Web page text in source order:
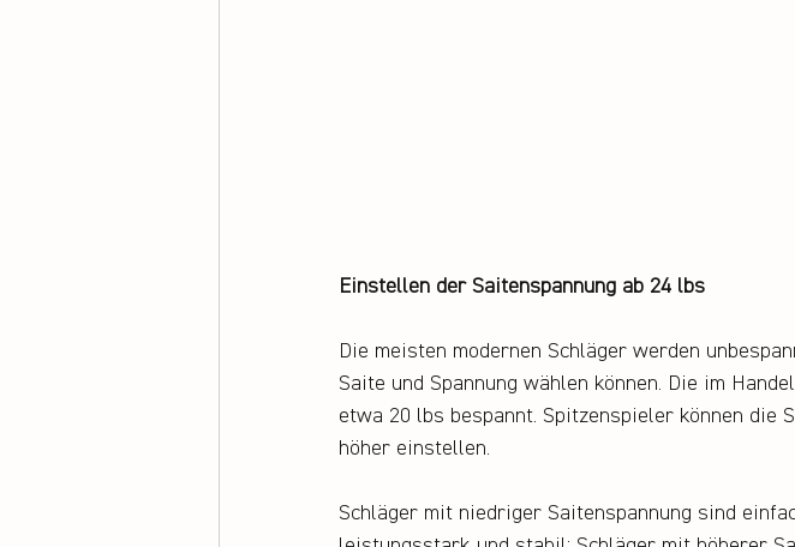
Einstellen der Saitenspannung ab 24 lbs
Die meisten modernen Schläger werden
Saite und Spannung wählen können. Die im
etwa 20 lbs bespannt. Spitzenspieler können die
höher einstellen.
Schläger mit niedriger Saitenspannung sind